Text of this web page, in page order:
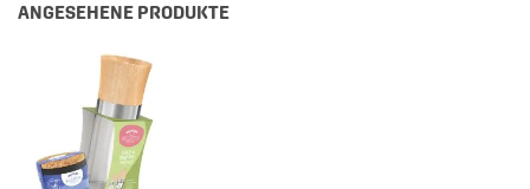
ANGESEHENE PRODUKTE